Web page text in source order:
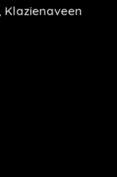
Klazienaveen